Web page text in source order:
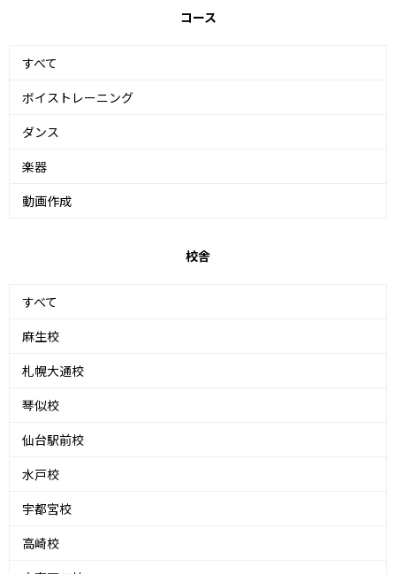
コース
すべて
ボイストレーニング
ダンス
楽器
動画作成
校舎
すべて
麻生校
札幌大通校
琴似校
仙台駅前校
水戸校
宇都宮校
高崎校